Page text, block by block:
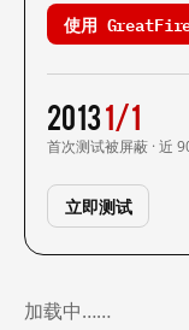
使用
2013
首次测试
1/1
被屏蔽 · 近
立即测试
加载中……